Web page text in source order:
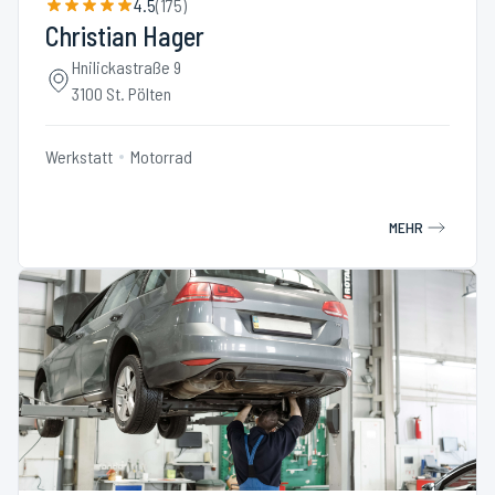
4.5(175)
Christian Hager
Hnilickastraße 9
3100 St. Pölten
Werkstatt Motorrad
MEHR